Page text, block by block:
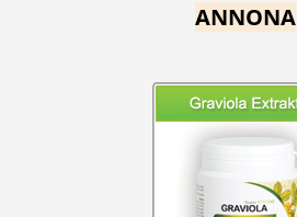
ANNONA